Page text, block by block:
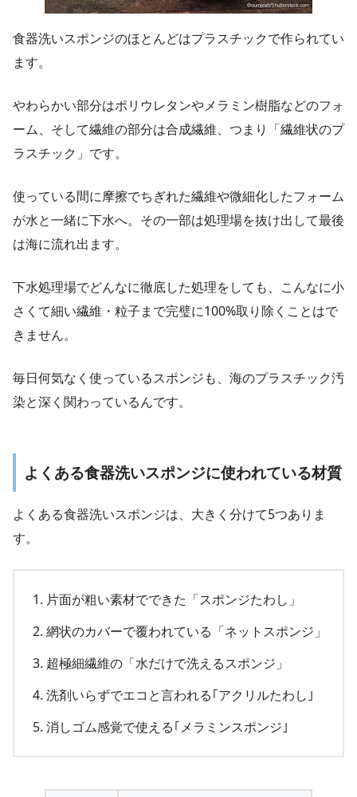
食器洗いスポンジのほとんどはプラスチックで作られてい
ます。
やわらかい部分はポリウレタンやメラミン樹脂などのフォ
ーム、そして繊維の部分は合成繊維、つまり「繊維状のプ
ラスチック」です。
使っている間に摩擦でちぎれた繊維や微細化したフォーム
が水と一緒に下水へ。その一部は処理場を抜け出して最後
は海に流れ出ます。
下水処理場でどんなに徹底した処理をしても、こんなに小
さくて細い繊維・粒子まで完璧に100%取り除くことはで
きません。
毎日何気なく使っているスポンジも、海のプラスチック汚
染と深く関わっているんです。
よくある食器洗いスポンジに使われている材質
よくある食器洗いスポンジは、大きく分けて5つありま
す。
片面が粗い素材でできた「スポンジたわし」
網状のカバーで覆われている「ネットスポンジ」
超極細繊維の「水だけで洗えるスポンジ」
洗剤いらずでエコと言われる｢アクリルたわし｣
消しゴム感覚で使える｢メラミンスポンジ｣